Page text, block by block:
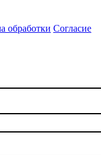
обработки Согласие